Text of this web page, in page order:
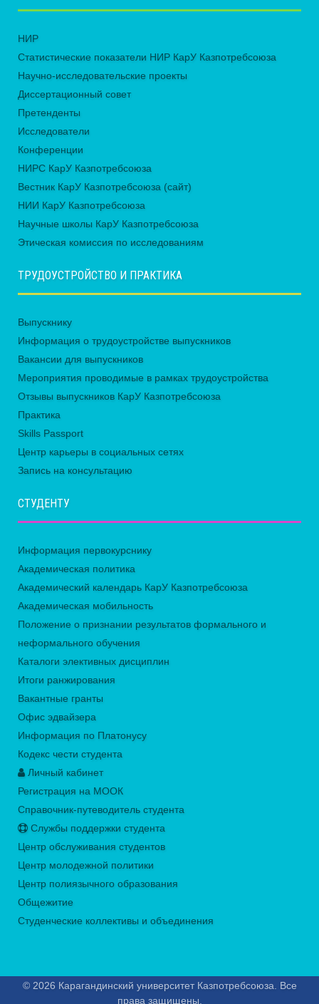
НИР
Статистические показатели НИР КарУ Казпотребсоюза
Научно-исследовательские проекты
Диссертационный совет
Претенденты
Исследователи
Конференции
НИРС КарУ Казпотребсоюза
Вестник КарУ Казпотребсоюза (сайт)
НИИ КарУ Казпотребсоюза
Научные школы КарУ Казпотребсоюза
Этическая комиссия по исследованиям
ТРУДОУСТРОЙСТВО И ПРАКТИКА
Выпускнику
Информация о трудоустройстве выпускников
Вакансии для выпускников
Мероприятия проводимые в рамках трудоустройства
Отзывы выпускников КарУ Казпотребсоюза
Практика
Skills Passport
Центр карьеры в социальных сетях
Запись на консультацию
СТУДЕНТУ
Информация первокурснику
Академическая политика
Академический календарь КарУ Казпотребсоюза
Академическая мобильность
Положение о признании результатов формального и
неформального обучения
Каталоги элективных дисциплин
Итоги ранжирования
Вакантные гранты
Офис эдвайзера
Информация по Платонусу
Кодекс чести студента
Личный кабинет
Регистрация на МООК
Справочник-путеводитель студента
Службы поддержки студента
Центр обслуживания студентов
Центр молодежной политики
Центр полиязычного образования
Общежитие
Студенческие коллективы и объединения
© 2026 Карагандинский университет Казпотребсоюза. Все
права защищены.